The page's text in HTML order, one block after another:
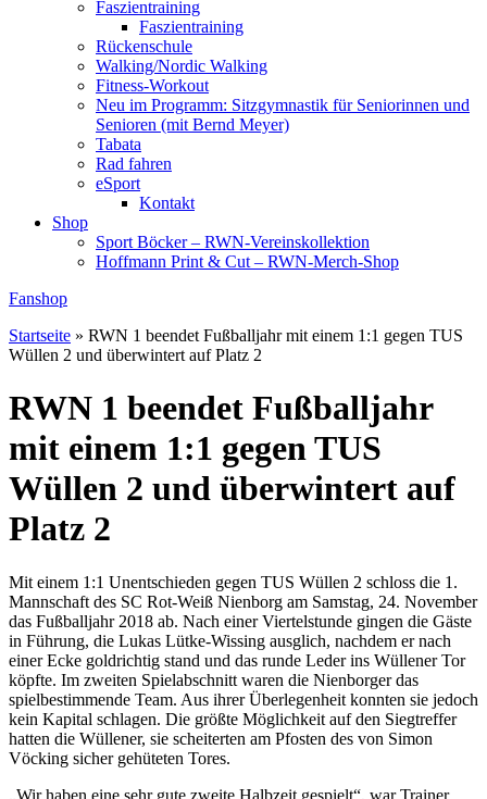
Faszientraining
Faszientraining
Rückenschule
Walking/Nordic Walking
Fitness-Workout
Neu im Programm: Sitzgymnastik für Seniorinnen und
Senioren (mit Bernd Meyer)
Tabata
Rad fahren
eSport
Kontakt
Shop
Sport Böcker – RWN-Vereinskollektion
Hoffmann Print & Cut – RWN-Merch-Shop
Fanshop
Startseite » RWN 1 beendet Fußballjahr mit einem 1:1 gegen TUS
Wüllen 2 und überwintert auf Platz 2
RWN 1 beendet Fußballjahr
mit einem 1:1 gegen TUS
Wüllen 2 und überwintert auf
Platz 2
Mit einem 1:1 Unentschieden gegen TUS Wüllen 2 schloss die 1.
Mannschaft des SC Rot-Weiß Nienborg am Samstag, 24. November
das Fußballjahr 2018 ab. Nach einer Viertelstunde gingen die Gäste
in Führung, die Lukas Lütke-Wissing ausglich, nachdem er nach
einer Ecke goldrichtig stand und das runde Leder ins Wüllener Tor
köpfte. Im zweiten Spielabschnitt waren die Nienborger das
spielbestimmende Team. Aus ihrer Überlegenheit konnten sie jedoch
kein Kapital schlagen. Die größte Möglichkeit auf den Siegtreffer
hatten die Wüllener, sie scheiterten am Pfosten des von Simon
Vöcking sicher gehüteten Tores.
„Wir haben eine sehr gute zweite Halbzeit gespielt“, war Trainer